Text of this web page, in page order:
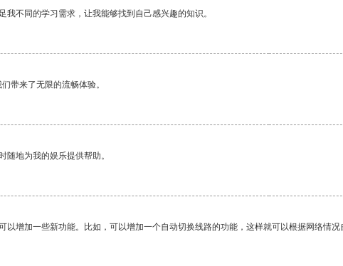
我不同的学习需求，让我能够找到自己感兴趣的知识。
带来了无限的流畅体验。
随地为我的娱乐提供帮助。
以增加一些新功能。比如，可以增加一个自动切换线路的功能，这样就可以根据网络情况